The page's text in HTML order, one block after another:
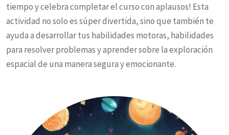
tiempo y celebra completar el curso con aplausos! Esta
actividad no solo es súper divertida, sino que también te
ayuda a desarrollar tus habilidades motoras, habilidades
para resolver problemas y aprender sobre la exploración
espacial de una manera segura y emocionante.